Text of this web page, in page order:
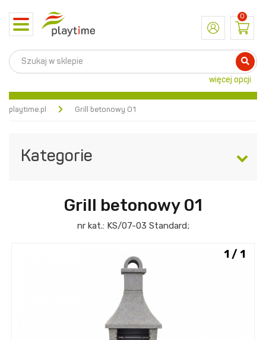
Toggle
navigation
0
więcej opcji
playtime.pl Grill betonowy 01
Kategorie
Grill betonowy 01
nr kat.: KS/07-03 Standard;
1 / 1